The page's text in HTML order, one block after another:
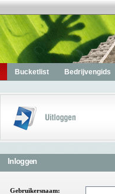
Bucketlist Bedrijvengids
Inloggen
Gebruikersnaam: